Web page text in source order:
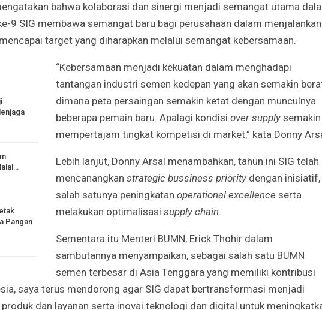
bahwa kolaborasi dan sinergi menjadi semangat utama
9 SIG membawa semangat baru bagi perusahaan dalam menjalankan
target yang diharapkan melalui semangat kebersamaan.
Pangan
“Kebersamaan menjadi kekuatan dalam menghadapi
tantangan industri semen kedepan yang akan semakin
dimana peta persaingan semakin ketat dengan munculnya
beberapa pemain baru. Apalagi kondisi over supply semakin
mempertajam tingkat kompetisi di market,” kata Donny
Lebih lanjut, Donny Arsal menambahkan, tahun ini SIG telah
mencanangkan strategic bussiness priority dengan inisiatif,
salah satunya peningkatan operational excellence serta
melakukan optimalisasi supply chain.
Sementara itu Menteri BUMN, Erick Thohir dalam
sambutannya menyampaikan, sebagai salah satu BUMN
semen terbesar di Asia Tenggara yang memiliki kontribusi
saya terus mendorong agar SIG dapat bertransformasi menjadi
produk dan layanan serta inovai teknologi dan digital untuk